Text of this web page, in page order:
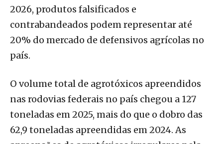
2026, produtos falsificados e
contrabandeados podem representar até
20% do mercado de defensivos agrícolas no
país.
O volume total de agrotóxicos apreendidos
nas rodovias federais no país chegou a 127
toneladas em 2025, mais do que o dobro das
62,9 toneladas apreendidas em 2024. As